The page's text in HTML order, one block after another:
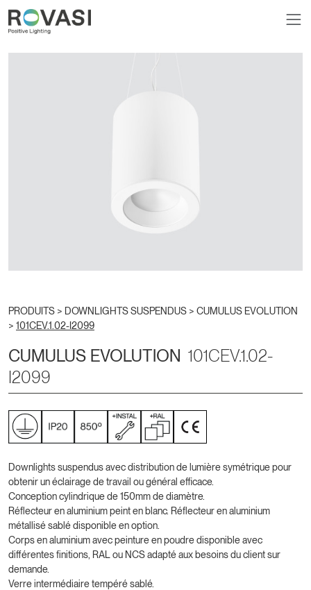
PRODUITS > DOWNLIGHTS SUSPENDUS > CUMULUS EVOLUTION
> 101CEV.1.02-I2099
CUMULUS EVOLUTION 101CEV.1.02-
I2099
Downlights suspendus avec distribution de lumière symétrique pour
obtenir un éclairage de travail ou général efficace.
Conception cylindrique de 150mm de diamètre.
Réflecteur en aluminium peint en blanc. Réflecteur en aluminium
métallisé sablé disponible en option.
Corps en aluminium avec peinture en poudre disponible avec
différentes finitions, RAL ou NCS adapté aux besoins du client sur
demande.
Verre intermédiaire tempéré sablé.